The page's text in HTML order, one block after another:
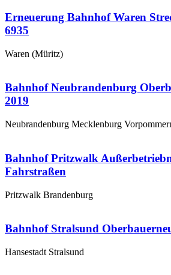
Erneuerung Bahnhof Waren
6935
Waren (Müritz)
Bahnhof Neubrandenburg
2019
Neubrandenburg Mecklenburg
Bahnhof Pritzwalk
Fahrstraßen
Pritzwalk Brandenburg
Bahnhof Stralsund
Hansestadt Stralsund